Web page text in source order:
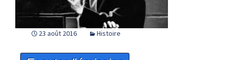
23 août 2016 Histoire